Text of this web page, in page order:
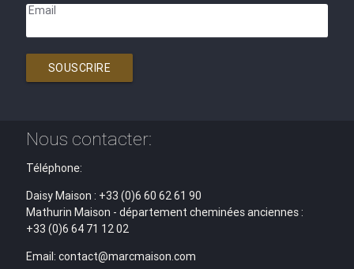
Email
SOUSCRIRE
Nous contacter:
Téléphone:
Daisy Maison : +33 (0)6 60 62 61 90
Mathurin Maison - département cheminées anciennes :
+33 (0)6 64 71 12 02
Email: contact@marcmaison.com